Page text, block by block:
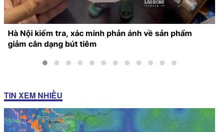
Hà Nội kiểm tra, xác minh phản ánh về sản phẩm
giảm cân dạng bút tiêm
TIN XEM NHIỀU